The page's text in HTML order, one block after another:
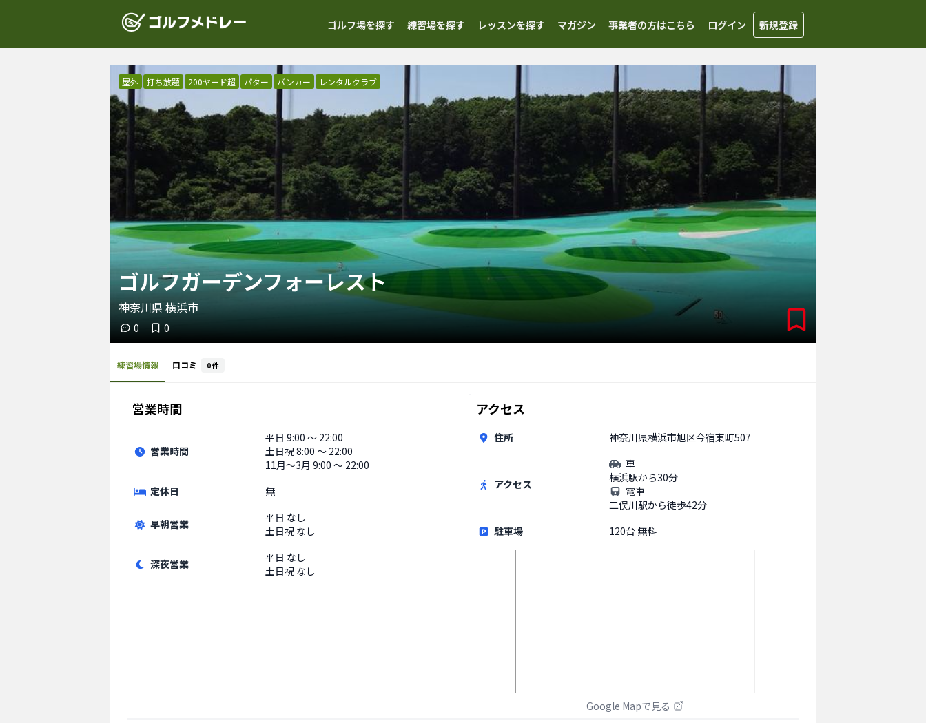
ゴルフ場を探す 練習場を探す レッスンを探す マガジン 事業者の方はこちら ログイン 新規登録
屋外 打ち放題 200ヤード超 パター バンカー レンタルクラブ
ゴルフガーデンフォーレスト
神奈川県 横浜市
0 0
練習場情報 口コミ 0件
営業時間
営業時間
平日 9:00 〜 22:00
土日祝8:00 〜 22:00
11月〜3月 9:00 〜 22:00
定休日
無
早朝営業 平日 なし
土日祝 なし
深夜営業 平日 なし
土日祝 なし
アクセス
住所 神奈川県横浜市旭区今宿東町507
アクセス
車
横浜駅から30分
電車
二俣川駅から徒歩42分
駐車場
120台 無料
Google Mapで見る